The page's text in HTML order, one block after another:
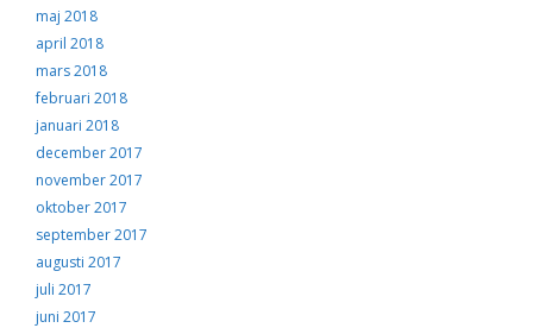
maj 2018
april 2018
mars 2018
februari 2018
januari 2018
december 2017
november 2017
oktober 2017
september 2017
augusti 2017
juli 2017
juni 2017